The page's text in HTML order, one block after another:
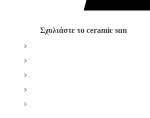
Σχoλιάστε το ceramic sun